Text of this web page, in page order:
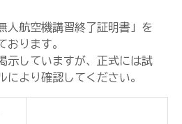
人航空機講習終了証明書」を
おります。
示していますが、正式には試
により確認してください。